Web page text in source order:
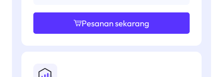
Pesanan sekarang